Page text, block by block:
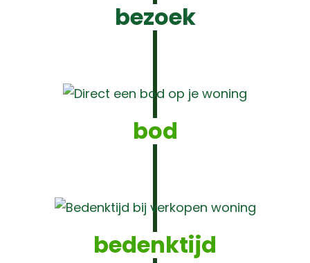
bezoek
bod
bedenktijd